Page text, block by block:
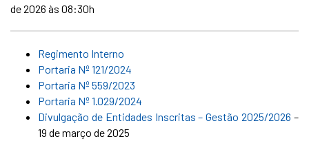
de 2026 às 08:30h
Regimento Interno
Portaria Nº 121/2024
Portaria Nº 559/2023
Portaria Nº 1.029/2024
Divulgação de Entidades Inscritas – Gestão 2025/2026 –
19 de março de 2025